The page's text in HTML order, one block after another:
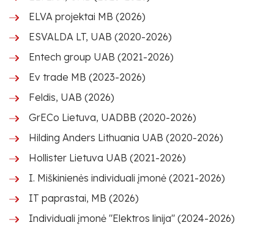
ELVA projektai MB (2026)
ESVALDA LT, UAB (2020-2026)
Entech group UAB (2021-2026)
Ev trade MB (2023-2026)
Feldis, UAB (2026)
GrECo Lietuva, UADBB (2020-2026)
Hilding Anders Lithuania UAB (2020-2026)
Hollister Lietuva UAB (2021-2026)
I. Miškinienės individuali įmonė (2021-2026)
IT paprastai, MB (2026)
Individuali įmonė "Elektros linija" (2024-2026)